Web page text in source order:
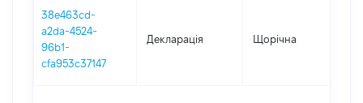
38e463cd-
a2da-4524-
96b1-
cfa953c37147
Декларація Щорічна